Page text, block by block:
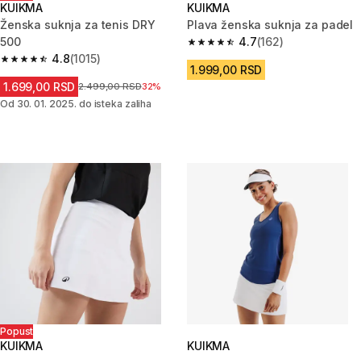
KUIKMA
Ženska suknja za tenis DRY
500
4.8
4.8 od 5 zvezdica from 1015 Recenzije
(1015)
1.699,00 RSD Cena pre sniženja
2.499,00 RSD32%
Od 30. 01. 2025. do isteka zaliha
KUIKMA
Plava ženska suknja za padel
4.7
4.7 od 5 zvezdica from 162
(162)
1.999,00 RSD
Popust
KUIKMA
KUIKMA